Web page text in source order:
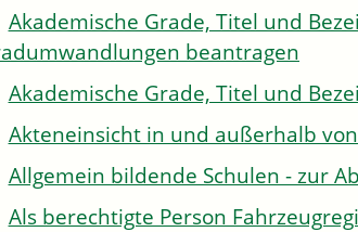
Akademische Grade, Titel und
beantragen
Akademische Grade, Titel und
Akteneinsicht in und außerhalb
Allgemein bildende Schulen - zur
Als berechtigte Person